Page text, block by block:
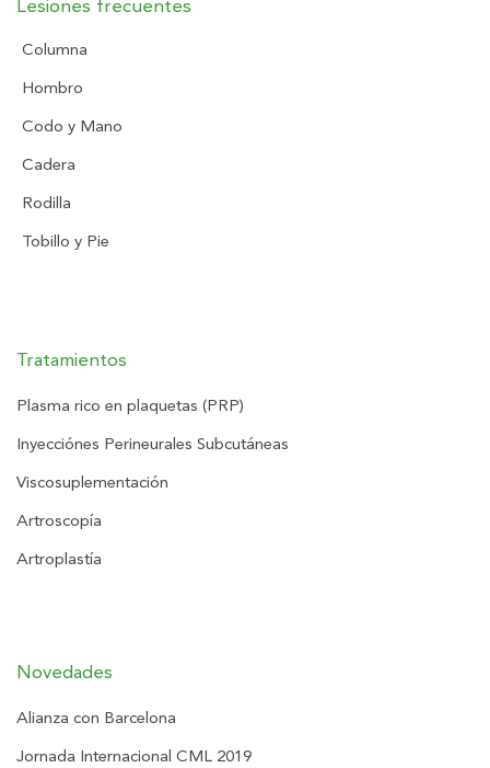
Lesiones frecuentes
Columna
Hombro
Codo y Mano
Cadera
Rodilla
Tobillo y Pie
Tratamientos
Plasma rico en plaquetas (PRP)
Inyecciónes Perineurales Subcutáneas
Viscosuplementación
Artroscopía
Artroplastía
Novedades
Alianza con Barcelona
Jornada Internacional CML 2019